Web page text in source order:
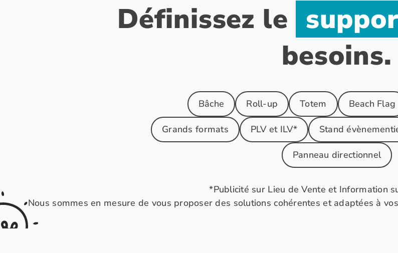
Définissez le
besoins.
Bâche Roll-up Totem Beach Flag
Grands formats PLV et ILV* Stand
Panneau directionnel
*Publicité sur Lieu de Vente et Information
Nous sommes en mesure de vous proposer des solutions cohérentes et adaptées à